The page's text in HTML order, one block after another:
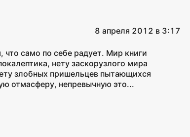
8 апреля 2012 в 3:17
само по себе радует. Мир книги
нету заскорузлого мира
злобных пришельцев пытающихся
отмасферу, непревычную это...